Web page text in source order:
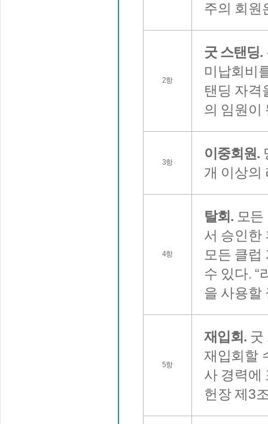
주의 회원
2항
굿 스탠딩.
미납회비
탠딩 자격
의 임원이
3항
이중회원.
개 이상의
4항
탈회. 모
서 승인한
모든 클럽
수 있다. “
을 사용할
5항
재입회. 굿
재입회할
사 경력에
헌장 제3